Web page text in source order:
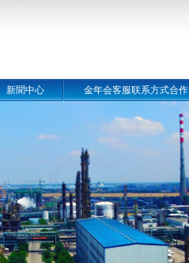
新聞中心 金年会客服联系方式合作